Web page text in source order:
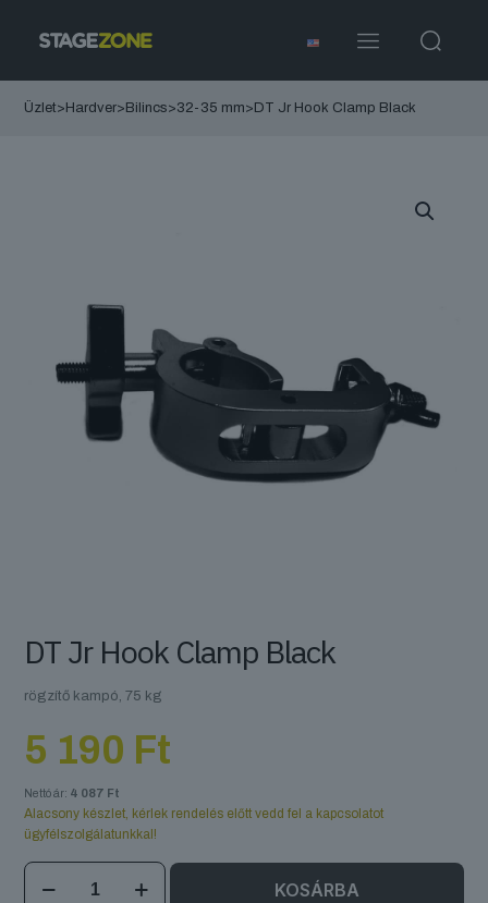
Üzlet> Hardver> Bilincs>32-35 mm> DT Jr Hook Clamp Black
DT Jr Hook Clamp Black
rögzítő kampó, 75 kg
5 190 Ft
Nettó ár: 4 087 Ft
Alacsony készlet, kérlek rendelés előtt vedd fel a kapcsolatot
ügyfélszolgálatunkkal!
DT
KOSÁRBA